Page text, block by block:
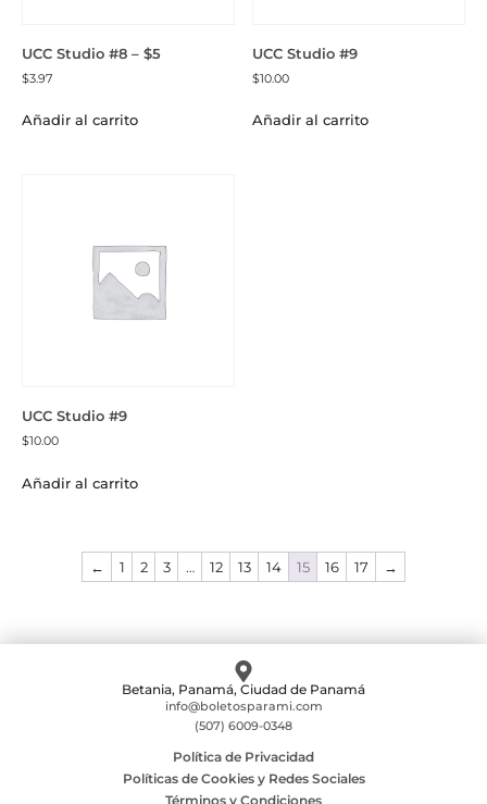
UCC Studio #8 – $5
$3.97
Añadir al carrito
UCC Studio #9
$10.00
Añadir al carrito
UCC Studio #9
$10.00
Añadir al carrito
← 1 2 3 … 12 13 14 15 16 17 →
Betania, Panamá, Ciudad de Panamá
info@boletosparami.com
(507) 6009-0348
Política de Privacidad
Políticas de Cookies y Redes Sociales
Términos y Condiciones